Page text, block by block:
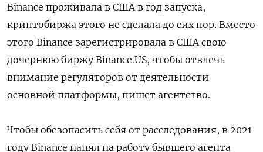
Binance проживала в США в год запуска,
криптобиржа этого не сделала до сих пор. Вместо
этого Binance зарегистрировала в США свою
дочернюю биржу Binance.US, чтобы отвлечь
внимание регуляторов от деятельности
основной платформы, пишет агентство.
Чтобы обезопасить себя от расследования, в 2021
году Binance нанял на работу бывшего агента